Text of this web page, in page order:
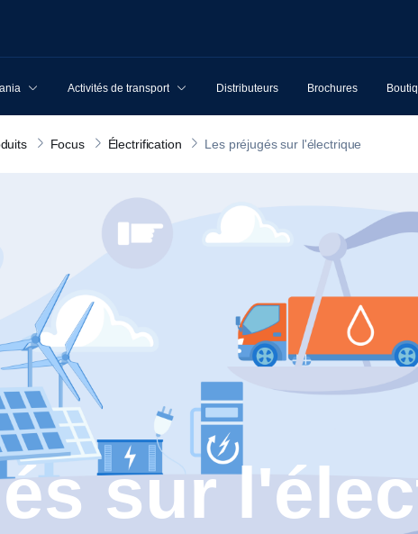
Activités de transport Distributeurs Brochures
Focus Électrification Les préjugés sur l'électrique
sur